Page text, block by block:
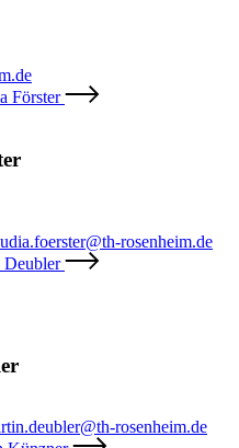
Förster
rosenheim.de
Deubler
rosenheim.de